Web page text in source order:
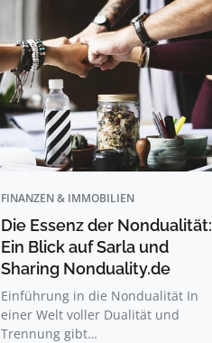
FINANZEN & IMMOBILIEN
Die Essenz der Nondualität:
Ein Blick auf Sarla und
Sharing Nonduality.de
Einführung in die Nondualität In
einer Welt voller Dualität und
Trennung gibt…